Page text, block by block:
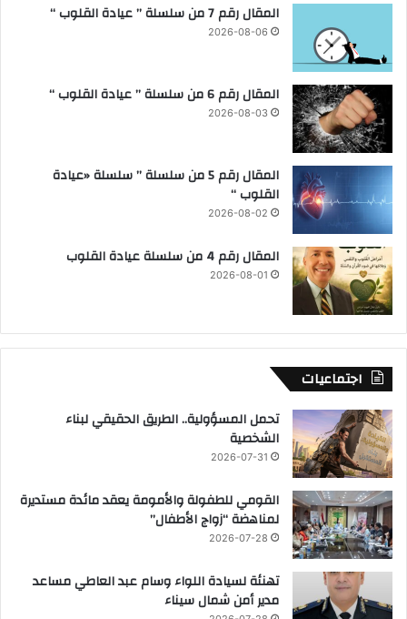
المقال رقم 7 من سلسلة ” عيادة القلوب “
2026-08-06
المقال رقم 6 من سلسلة ” عيادة القلوب “
2026-08-03
المقال رقم 5 من سلسلة ” سلسلة «عيادة
القلوب “
2026-08-02
المقال رقم 4 من سلسلة عيادة القلوب
2026-08-01
اجتماعيات
تحمل المسؤولية.. الطريق الحقيقي لبناء
الشخصية
2026-07-31
القومي للطفولة والأمومة يعقد مائدة مستديرة
لمناهضة “زواج الأطفال”
2026-07-28
تهنئة لسيادة اللواء وسام عبد العاطي مساعد
مدير أمن شمال سيناء